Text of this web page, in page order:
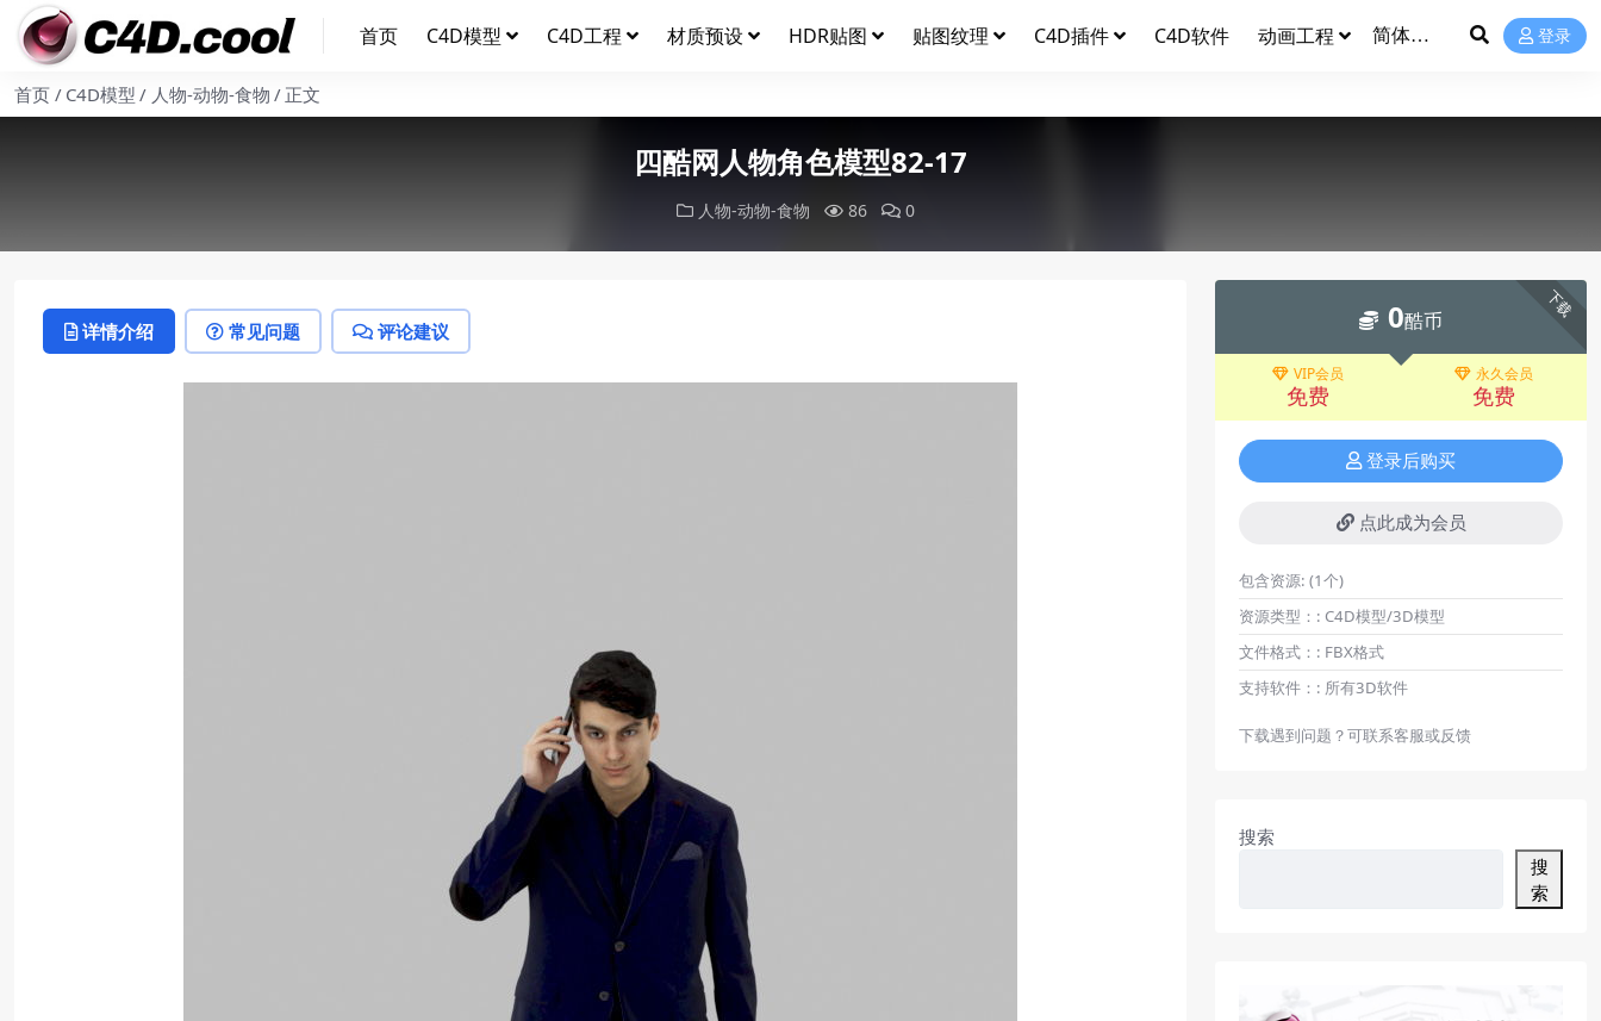
首页 C4D模型 C4D工程 材质预设 HDR贴图 贴图纹理 C4D插件 C4D软件 动画工程 登录
首页 C4D模型 人物-动物-食物 正文
四酷网人物角色模型82-17
人物-动物-食物 86 0
详情介绍 常见问题 评论建议
下载
0酷币
VIP会员
免费
永久会员
免费
登录后购买
点此成为会员
包含资源: (1个)
资源类型：: C4D模型/3D模型
文件格式：: FBX格式
支持软件：: 所有3D软件
下载遇到问题？可联系客服或反馈
搜索
搜
索